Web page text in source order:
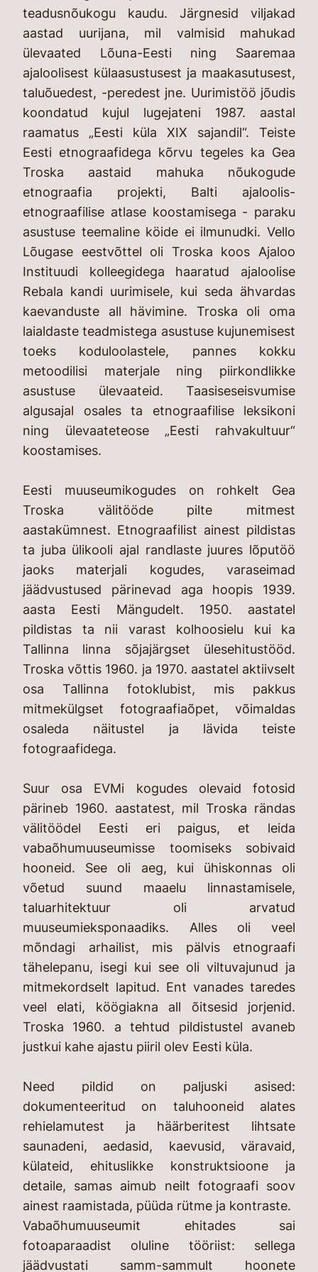
teadusnõukogu kaudu. Järgnesid viljakad
aastad uurijana, mil valmisid mahukad
ülevaated Lõuna-Eesti ning Saaremaa
ajaloolisest külaasustusest ja maakasutusest,
taluõuedest, -peredest jne. Uurimistöö jõudis
koondatud kujul lugejateni 1987. aastal
raamatus „Eesti küla XIX sajandil“. Teiste
Eesti etnograafidega kõrvu tegeles ka Gea
Troska aastaid mahuka nõukogude
etnograafia projekti, Balti ajaloolis-
etnograafilise atlase koostamisega - paraku
asustuse teemaline köide ei ilmunudki. Vello
Lõugase eestvõttel oli Troska koos Ajaloo
Instituudi kolleegidega haaratud ajaloolise
Rebala kandi uurimisele, kui seda ähvardas
kaevanduste all hävimine. Troska oli oma
laialdaste teadmistega asustuse kujunemisest
toeks koduloolastele, pannes kokku
metoodilisi materjale ning piirkondlikke
asustuse ülevaateid. Taasiseseisvumise
algusajal osales ta etnograafilise leksikoni
ning ülevaateteose „Eesti rahvakultuur“
koostamises.
Eesti muuseumikogudes on rohkelt Gea
Troska välitööde pilte mitmest
aastakümnest. Etnograafilist ainest pildistas
ta juba ülikooli ajal randlaste juures lõputöö
jaoks materjali kogudes, varaseimad
jäädvustused pärinevad aga hoopis 1939.
aasta Eesti Mängudelt. 1950. aastatel
pildistas ta nii varast kolhoosielu kui ka
Tallinna linna sõjajärgset ülesehitustööd.
Troska võttis 1960. ja 1970. aastatel aktiivselt
osa Tallinna fotoklubist, mis pakkus
mitmekülgset fotograafiaõpet, võimaldas
osaleda näitustel ja lävida teiste
fotograafidega.
Suur osa EVMi kogudes olevaid fotosid
pärineb 1960. aastatest, mil Troska rändas
välitöödel Eesti eri paigus, et leida
vabaõhumuuseumisse toomiseks sobivaid
hooneid. See oli aeg, kui ühiskonnas oli
võetud suund maaelu linnastamisele,
taluarhitektuur oli arvatud
muuseumieksponaadiks. Alles oli veel
mõndagi arhailist, mis pälvis etnograafi
tähelepanu, isegi kui see oli viltuvajunud ja
mitmekordselt lapitud. Ent vanades taredes
veel elati, köögiakna all õitsesid jorjenid.
Troska 1960. a tehtud pildistustel avaneb
justkui kahe ajastu piiril olev Eesti küla.
Need pildid on paljuski asised:
dokumenteeritud on taluhooneid alates
rehielamutest ja häärberitest lihtsate
saunadeni, aedasid, kaevusid, väravaid,
külateid, ehituslikke konstruktsioone ja
detaile, samas aimub neilt fotograafi soov
ainest raamistada, püüda rütme ja kontraste.
Vabaõhumuuseumit ehitades sai
fotoaparaadist oluline tööriist: sellega
jäädvustati samm-sammult hoonete